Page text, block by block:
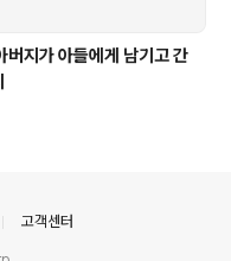
버지가 아들에게 남기고 간
고객센터